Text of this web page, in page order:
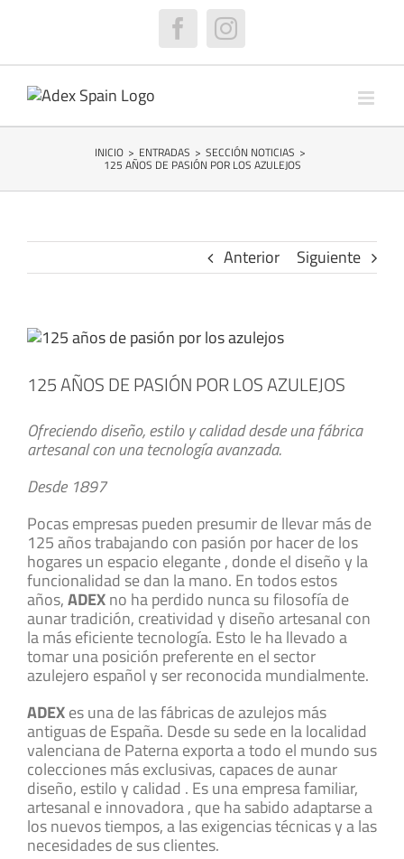
FacebookInstagram
INICIO > ENTRADAS > SECCIÓN NOTICIAS >
125 AÑOS DE PASIÓN POR LOS AZULEJOS
Anterior Siguiente
Ver
más
grande
125 AÑOS DE PASIÓN POR LOS AZULEJOS
Ofreciendodiseño,estilo y calidad desde una fábrica
artesanal con una tecnología avanzada.
Desde 1897
Pocas empresas pueden presumir de llevar más de
125 años trabajando con pasión por hacer de los
hogares un espacio elegante , donde el diseño y la
funcionalidad se dan la mano. En todos estos
años,ADEXno ha perdido nunca su filosofía de
aunar tradición, creatividad y diseño artesanal con
la más eficiente tecnología. Esto le ha llevado a
tomar una posición preferente en el sector
azulejero español y ser reconocida mundialmente.
ADEXes una de las fábricas de azulejos más
antiguas de España. Desde su sede en la localidad
valenciana de Paterna exporta a todo el mundo sus
colecciones más exclusivas, capaces de aunar
diseño, estilo y calidad . Es una empresa familiar,
artesanal e innovadora , que ha sabido adaptarse a
los nuevos tiempos, a las exigencias técnicas y a las
necesidades de sus clientes.